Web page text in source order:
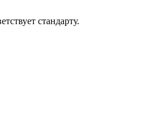
стандарту.